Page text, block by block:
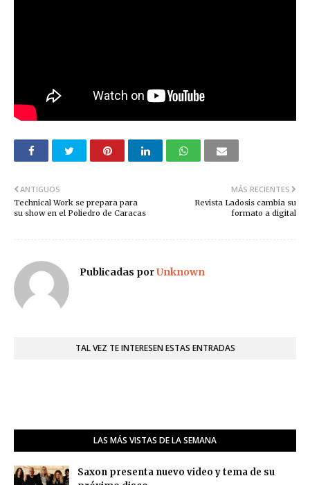
MÁS RECIENTES
Revista Ladosis cambia su
formato a digital
ANTIGUOS
Technical Work se prepara para
su show en el Poliedro de Caracas
Publicadas porUnknown
TAL VEZ TE INTERESEN ESTAS ENTRADAS
LAS MÁS VISTAS DE LA SEMANA
Saxon presenta nuevo video y tema de su